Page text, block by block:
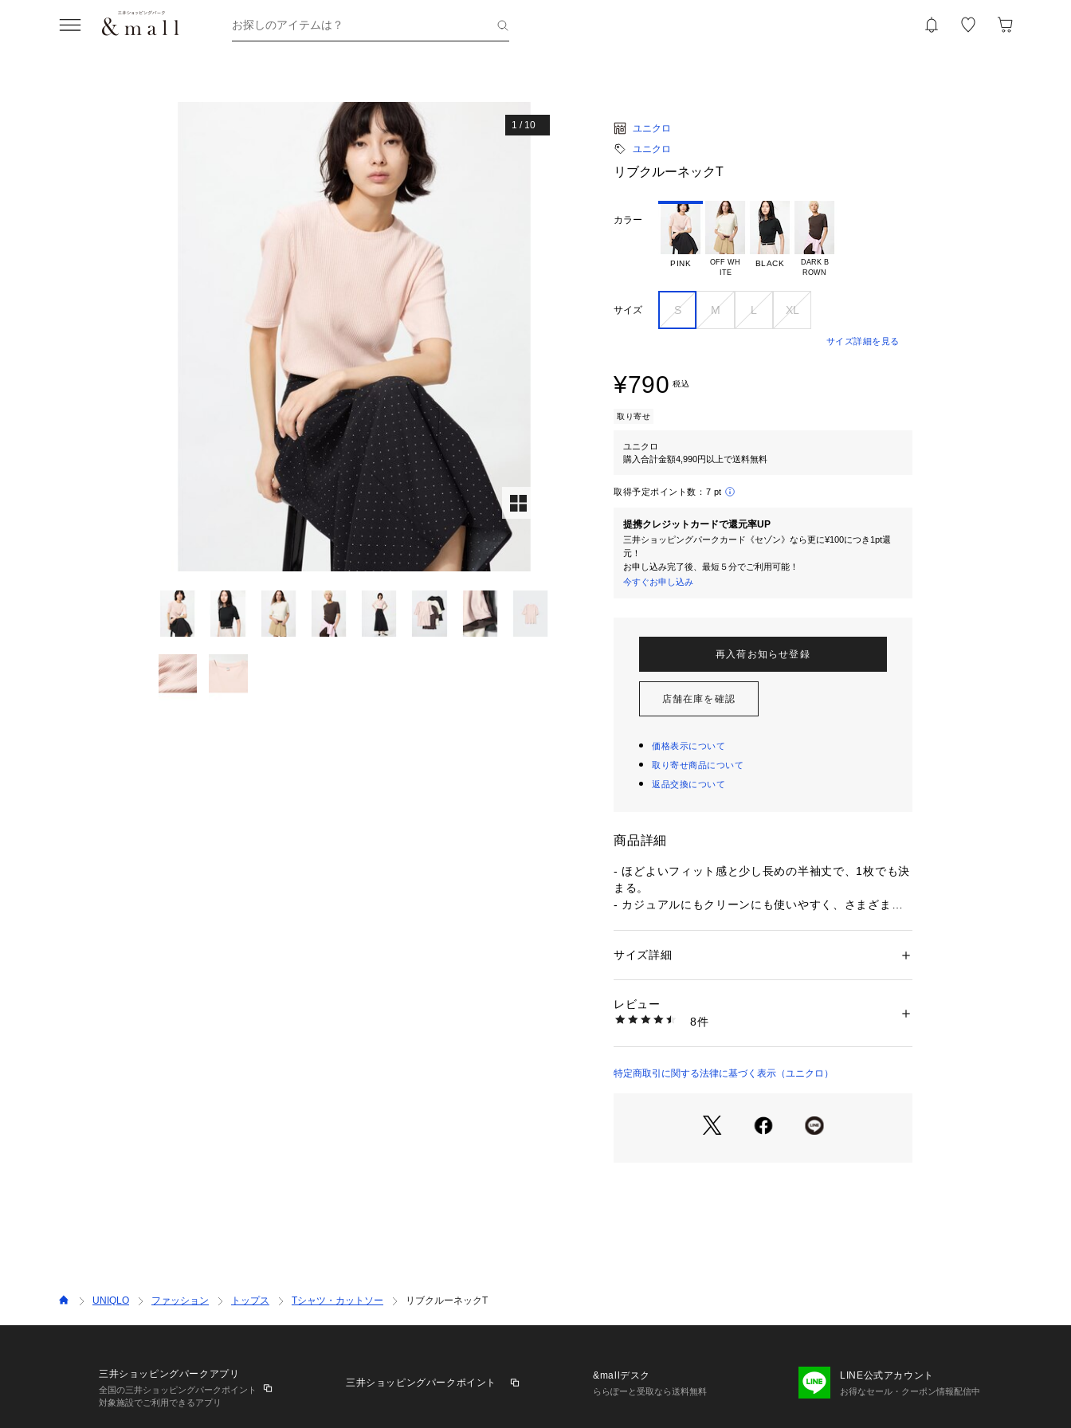
お探しのアイテムは？
1 / 10
ユニクロ
ユニクロ
リブクルーネックT
カラー
PINK
OFF WH
ITE
BLACK
DARK B
サイズ S M L XL
サイズ詳細を見る
¥790 税込
取り寄せ
ユニクロ
購入合計金額4,990円以上で送料無料
取得予定ポイント数： 7 pt
提携クレジットカードで還元率UP
三井ショッピングパークカード《セゾン》なら更に¥100につき1pt還
元！
お申し込み完了後、最短５分でご利用可能！
今すぐお申し込み
再入荷お知らせ登録
店舗在庫を確認
価格表示について
取り寄せ商品について
返品交換について
商品詳細
- ほどよいフィット感と少し長めの半袖丈で、1枚でも決
まる。
- カジュアルにもクリーンにも使いやすく、さまざまな
- 透け感: なし
性別：レディース
洗濯：洗濯機可, ドライクリーニング可, 乾燥機不可
濃色は色落ちする事がありますので、他の物とのお洗濯はお避け
色移りする事がありますので、ご注意下さい。
い
サイズ詳細
レビュー
8件
特定商取引に関する法律に基づく表示（ユニクロ）
UNIQLO ファッション トップス Tシャツ・カットソー リブクルーネックT
三井ショッピングパークアプリ
全国の三井ショッピングパークポイント
対象施設でご利用できるアプリ
三井ショッピングパークポイント
&mallデスク
ららぽーと受取なら送料無料
LINE公式アカウント
お得なセール・クーポン情報配信中